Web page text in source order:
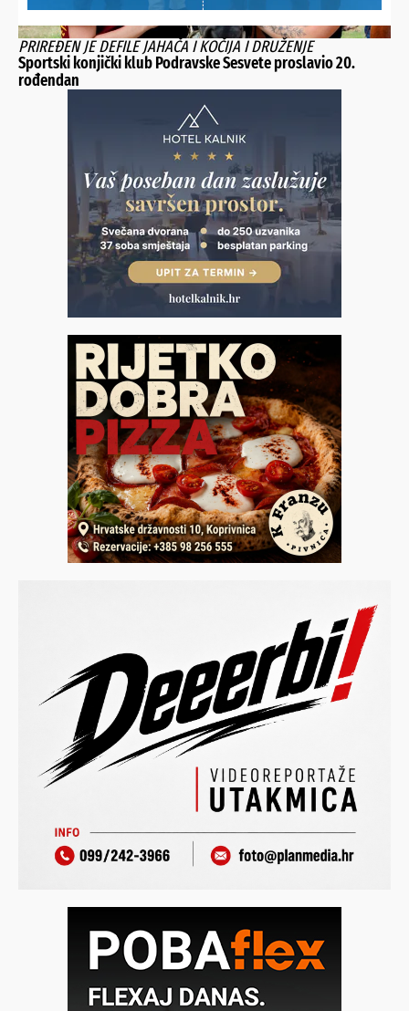
PRIREĐEN JE DEFILE JAHAČA I KOČIJA I DRUŽENJE
Sportski konjički klub Podravske Sesvete proslavio 20.
rođendan